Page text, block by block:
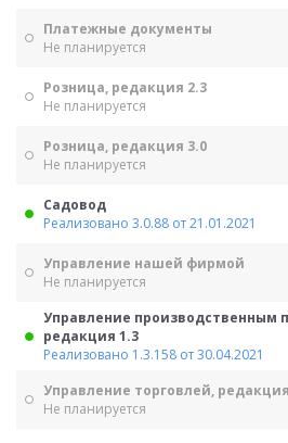
Платежные документы
Не планируется
Розница, редакция 2.3
Не планируется
Розница, редакция 3.0
Не планируется
Садовод
Реализовано 3.0.88 от 21.01.2021
Управление нашей фирмой
Не планируется
Управление производственным
редакция 1.3
Реализовано 1.3.158 от 30.04.2021
Управление торговлей,
Не планируется